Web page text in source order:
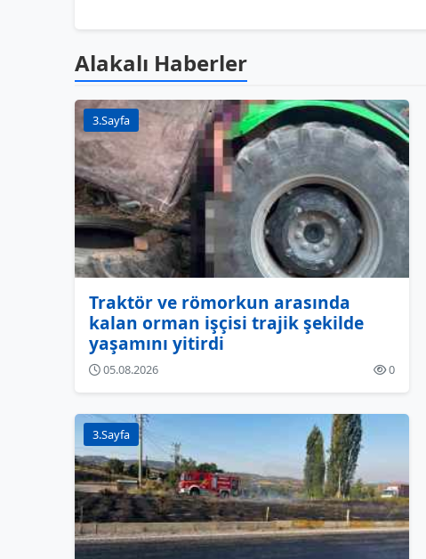
Alakalı Haberler
3.Sayfa
Traktör ve römorkun arasında
kalan orman işçisi trajik şekilde
yaşamını yitirdi
05.08.2026 0
3.Sayfa